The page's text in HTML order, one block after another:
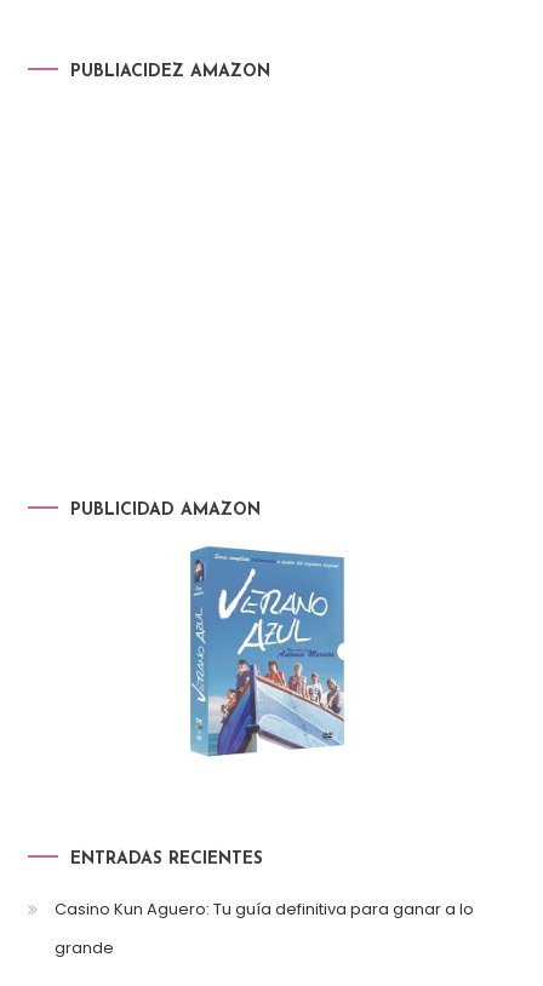
PUBLIACIDEZ AMAZON
PUBLICIDAD AMAZON
ENTRADAS RECIENTES
Casino Kun Aguero: Tu guía definitiva para ganar a lo
grande